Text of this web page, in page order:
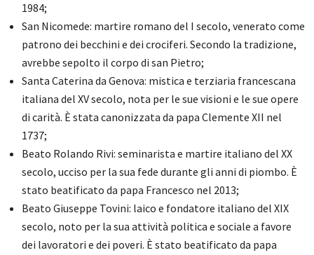
1984;
San Nicomede: martire romano del I secolo, venerato come
patrono dei becchini e dei crociferi. Secondo la tradizione,
avrebbe sepolto il corpo di san Pietro;
Santa Caterina da Genova: mistica e terziaria francescana
italiana del XV secolo, nota per le sue visioni e le sue opere
di carità. È stata canonizzata da papa Clemente XII nel
1737;
Beato Rolando Rivi: seminarista e martire italiano del XX
secolo, ucciso per la sua fede durante gli anni di piombo. È
stato beatificato da papa Francesco nel 2013;
Beato Giuseppe Tovini: laico e fondatore italiano del XIX
secolo, noto per la sua attività politica e sociale a favore
dei lavoratori e dei poveri. È stato beatificato da papa